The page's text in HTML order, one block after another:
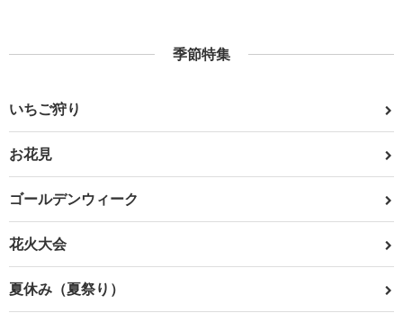
季節特集
いちご狩り
お花見
ゴールデンウィーク
花火大会
夏休み（夏祭り）